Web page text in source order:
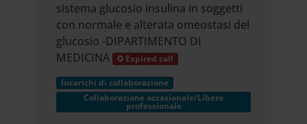
sistema glucosio insulina in soggetti
con normale e alterata omeostasi del
glucosio -DIPARTIMENTO DI
MEDICINA
Expired call
Incarichi di collaborazione
Collaborazione occasionale/Libero
professionale